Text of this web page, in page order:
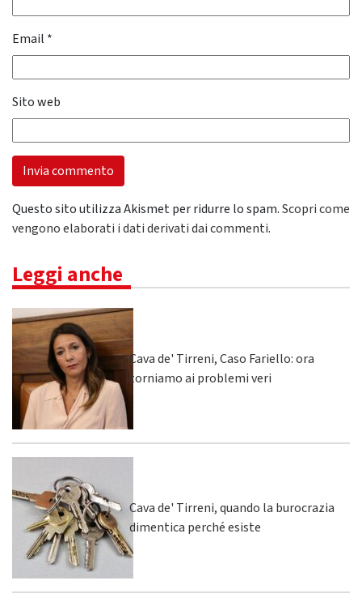
Email *
Sito web
Questo sito utilizza Akismet per ridurre lo spam.Scopri come
vengono elaborati i dati derivati dai commenti.
Leggi anche
Cava de' Tirreni, Caso Fariello: ora
torniamo ai problemi veri
Cava de' Tirreni, quando la burocrazia
dimentica perché esiste